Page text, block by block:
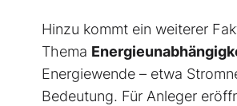
Hinzu kommt ein weiterer
Thema
Energiewende – etwa
Bedeutung. Für Anleger